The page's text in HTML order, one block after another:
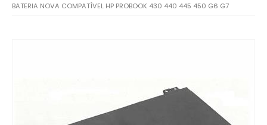
BATERIA NOVA COMPATÍVEL HP PROBOOK 430 440 445 450 G6 G7